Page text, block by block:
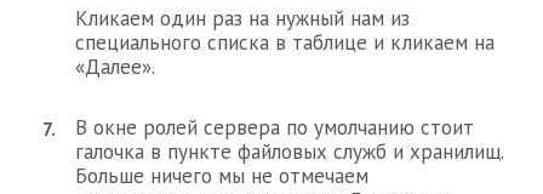
Кликаем один раз на нужный нам из
специального списка в таблице и кликаем на
«Далее».
В окне ролей сервера по умолчанию стоит
галочка в пункте файловых служб и хранилищ.
Больше ничего мы не отмечаем